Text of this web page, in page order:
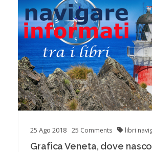
25 Ago 2018 25 Comments libri
Grafica Veneta, dove